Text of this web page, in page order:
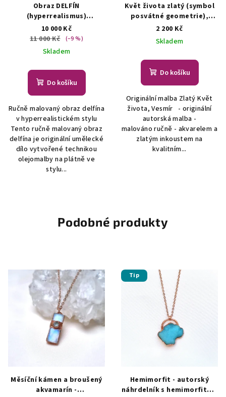
Obraz DELFÍN
(hyperrealismus)
Hyperrealistická
olejomalba
10 000 Kč
11 000 Kč
(–9 %)
Skladem
Do košíku
Ručně malovaný obraz delfína
v hyperrealistickém stylu
Tento ručně malovaný obraz
delfína je originální umělecké
dílo vytvořené technikou
olejomalby na plátně ve
stylu...
Květ života zlatý (symbol
posvátné geometrie),
vesmír - autorská malba
Originální malba - symbol
posvátné geometrie
2 200 Kč
Skladem
Do košíku
Originální malba Zlatý Květ
života, Vesmír - originální
autorská malba -
malováno ručně - akvarelem a
zlatým inkoustem na
kvalitním...
Podobné produkty
Měsíční kámen a broušený
akvamarín -
Tip
Hemimorfit - autorský
náhrdelník s hemimorfitem